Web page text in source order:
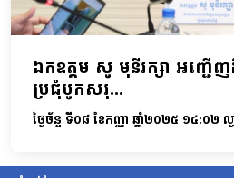
ឯកឧត្តម សូ មុនីរក្សា អញ្ជើញ
ប្រជុំបូកសរុ...
ថ្ងៃច័ន្ទ ទី០៨ ខែកញ្ញា ឆ្នាំ២០២៥ ១៤:០២ ល្